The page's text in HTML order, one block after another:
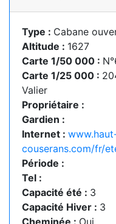
Type : Cabane
Altitude : 1627
Carte 1/50 000 :
Carte 1/25 000 :
Valier
Propriétaire :
Gardien :
Internet :
couserans.com/fr/
Période :
Tel :
Capacité été : 3
Capacité Hiver : 3
Cheminée : Oui